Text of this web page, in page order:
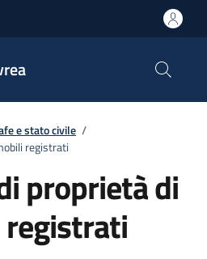
e stato civile /
registrati
proprietà di